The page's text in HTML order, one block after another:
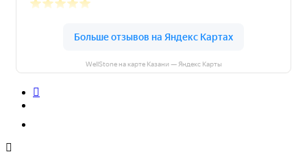
WellStone на карте Казани — Яндекс Карты